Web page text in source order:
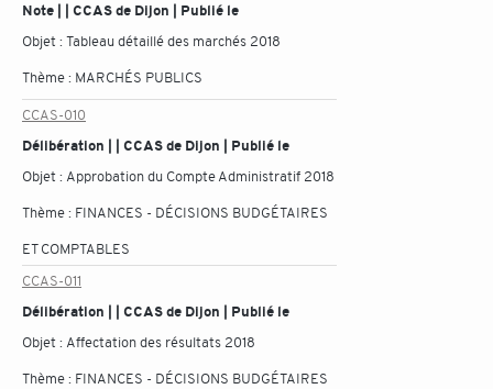
Note | | CCAS de Dijon | Publié le
Objet :Tableau détaillé des marchés 2018
Thème : MARCHÉS PUBLICS
CCAS-010
Délibération | | CCAS de Dijon | Publié le
Objet : Approbation du Compte Administratif 2018
Thème : FINANCES - DÉCISIONS BUDGÉTAIRES
ET COMPTABLES
CCAS-011
Délibération | | CCAS de Dijon | Publié le
Objet : Affectation des résultats 2018
Thème : FINANCES - DÉCISIONS BUDGÉTAIRES